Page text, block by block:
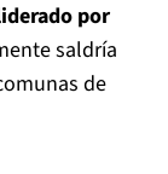
por
saldría
de